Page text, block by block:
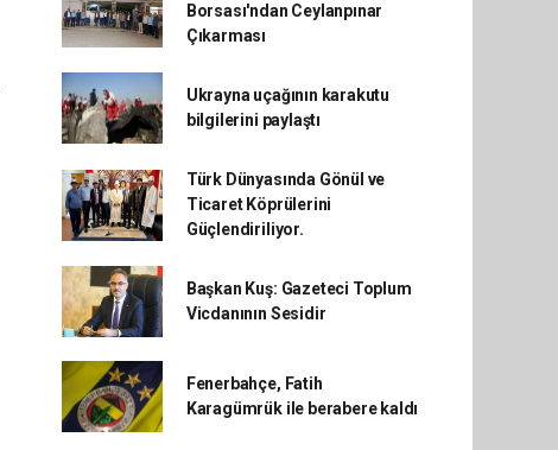
Borsası'ndan Ceylanpınar
Çıkarması
Ukrayna uçağının karakutu
bilgilerini paylaştı
Türk Dünyasında Gönül ve
Ticaret Köprülerini
Güçlendiriliyor.
Başkan Kuş: Gazeteci Toplum
Vicdanının Sesidir
Fenerbahçe, Fatih
Karagümrük ile berabere kaldı